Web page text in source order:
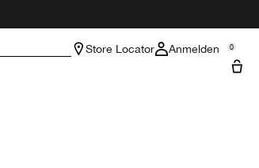
Store Locator Anmelden 0